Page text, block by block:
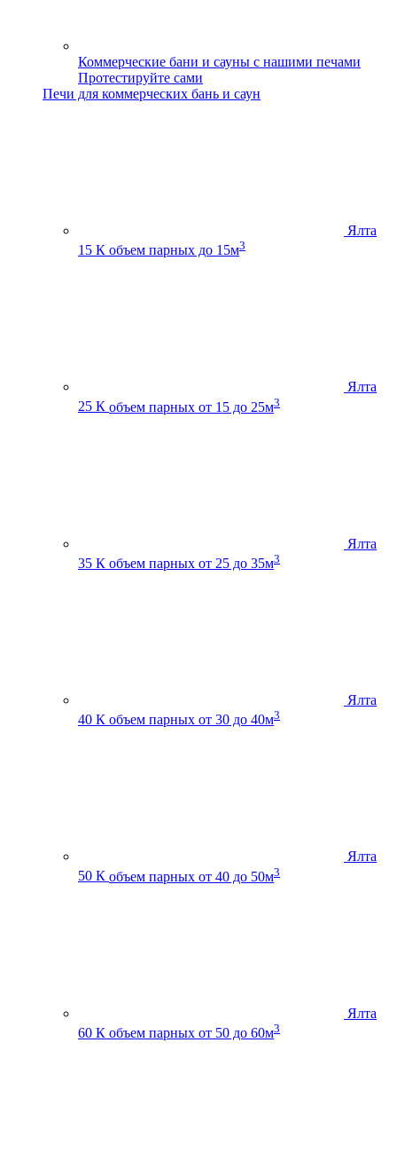
Коммерческие бани и сауны с нашими печами
Протестируйте сами
Печи для коммерческих бань и саун
Ялта
15 К объем парных до 15м3
Ялта
25 К объем парных от 15 до 25м3
Ялта
35 К объем парных от 25 до 35м3
Ялта
40 К объем парных от 30 до 40м3
Ялта
50 К объем парных от 40 до 50м3
Ялта
60 К объем парных от 50 до 60м3